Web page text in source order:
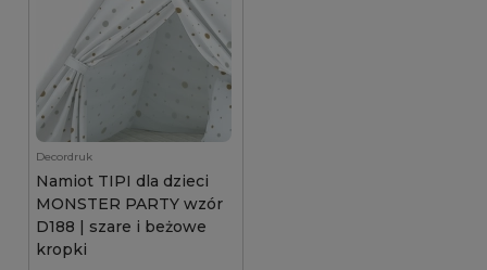
Decordruk
Namiot TIPI dla dzieci
MONSTER PARTY wzór
D188 | szare i beżowe
kropki